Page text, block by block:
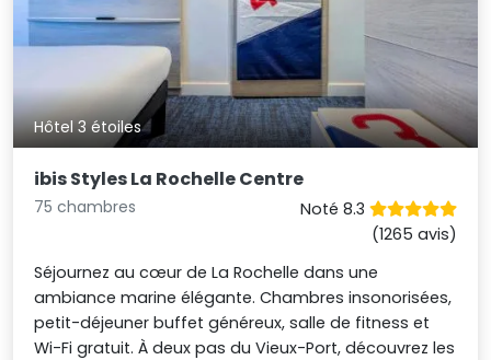
Hôtel 3 étoiles
ibis Styles La Rochelle Centre
75 chambres
Noté 8.3
(1265 avis)
Séjournez au cœur de La Rochelle dans une
ambiance marine élégante. Chambres insonorisées,
petit-déjeuner buffet généreux, salle de fitness et
Wi-Fi gratuit. À deux pas du Vieux-Port, découvrez les